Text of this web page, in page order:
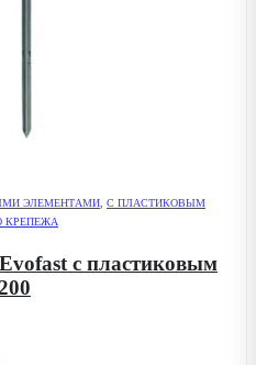
ЭЛЕМЕНТАМИ С ПЛАСТИКОВЫМ
КРЕПЕЖА
с пластиковым